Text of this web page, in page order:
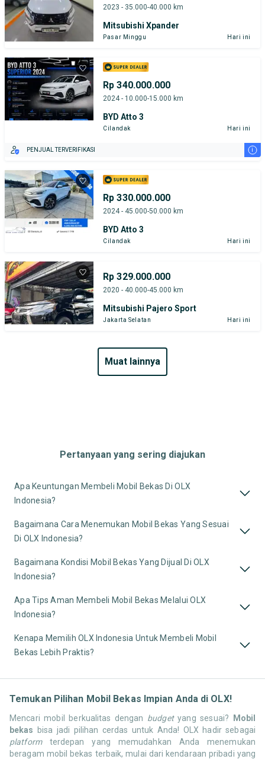
2023 - 35.000-40.000 km
Mitsubishi Xpander
Pasar Minggu Hari ini
Rp 340.000.000
2024 - 10.000-15.000 km
BYD Atto 3
Cilandak Hari ini
PENJUAL TERVERIFIKASI i
Rp 330.000.000
2024 - 45.000-50.000 km
BYD Atto 3
Cilandak Hari ini
Rp 329.000.000
2020 - 40.000-45.000 km
Mitsubishi Pajero Sport
Jakarta Selatan Hari ini
muat lainnya
Pertanyaan yang sering diajukan
Apa Keuntungan Membeli Mobil Bekas Di OLX
Indonesia?
Bagaimana Cara Menemukan Mobil Bekas Yang Sesuai
Di OLX Indonesia?
Bagaimana Kondisi Mobil Bekas Yang Dijual Di OLX
Indonesia?
Apa Tips Aman Membeli Mobil Bekas Melalui OLX
Indonesia?
Kenapa Memilih OLX Indonesia Untuk Membeli Mobil
Bekas Lebih Praktis?
Temukan Pilihan Mobil Bekas Impian Anda di OLX!
Mencari mobil berkualitas dengan budgetyang sesuai? Mobil
bekas bisa jadi pilihan cerdas untuk Anda! OLX hadir sebagai
platformterdepan yang memudahkan Anda menemukan
beragam mobil bekas terbaik, mulai dari kendaraan pribadi yang